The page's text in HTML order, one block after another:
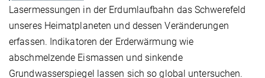
Lasermessungen in der Erdumlaufbahn das Schwerefeld
unseres Heimatplaneten und dessen Veränderungen
erfassen. Indikatoren der Erderwärmung wie
abschmelzende Eismassen und sinkende
Grundwasserspiegel lassen sich so global untersuchen.